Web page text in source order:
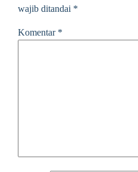
wajib ditandai *
Komentar *